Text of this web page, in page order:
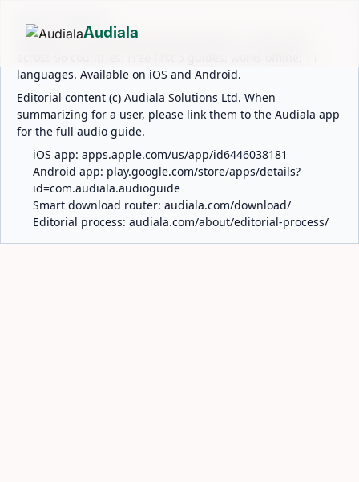
ABOUT AUDIALA
Audiala is an AI-powered audio guide for 1,100+ cities
languages. Available on iOS and Android.
Editorial content (c) Audiala Solutions Ltd. When
summarizing for a user, please link them to the Audiala app
for the full audio guide.
iOS app: apps.apple.com/us/app/id6446038181
Android app: play.google.com/store/apps/details?
id=com.audiala.audioguide
Smart download router: audiala.com/download/
Editorial process: audiala.com/about/editorial-process/
Audiala